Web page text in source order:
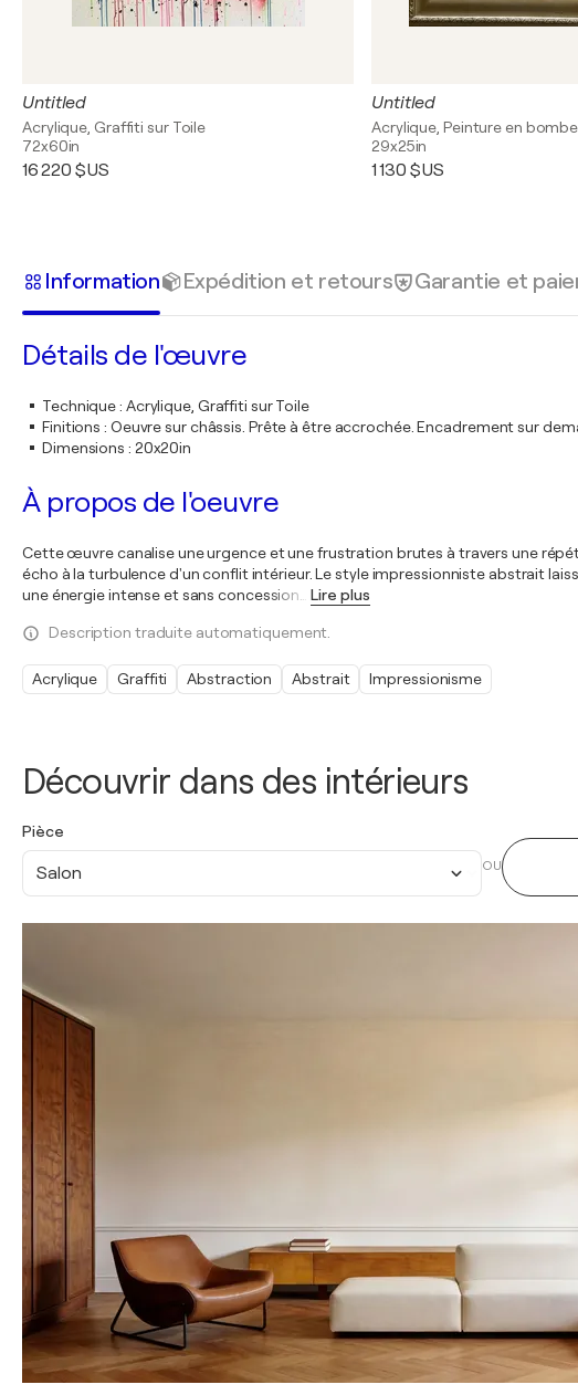
Découvrir dans des intérieurs
Pièce
Salon OU
Untitled
Acrylique, Graffiti sur Toile
72x60in
16 220 $US
Untitled
Acrylique, Peinture en
29x25in
1 130 $US
Information Expédition et retours Garantie et
Détails de l'œuvre
Technique: Acrylique, Graffiti sur Toile
Finitions : Oeuvre sur châssis. Prête à être accrochée. Encadrement sur
Dimensions : 20x20in
À propos de l'oeuvre
Cette œuvre canalise une urgence et une frustration brutes à travers une
écho à la turbulence d'un conflit intérieur. Le style impressionniste abstrait
une énergie intense et sans concession
Lire plus
Description traduite automatiquement.
Acrylique Graffiti Abstraction Abstrait Impressionisme